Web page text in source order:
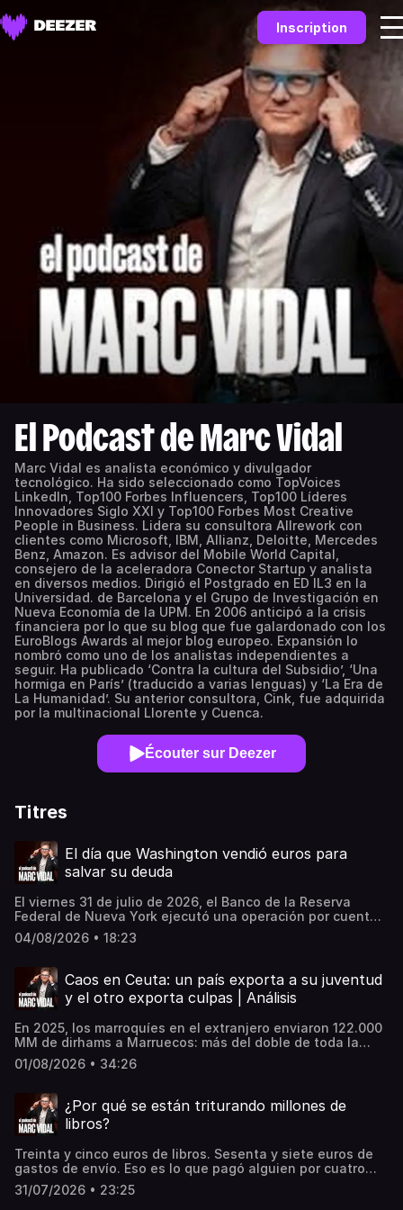
Inscription
El Podcast de Marc Vidal
Marc Vidal es analista económico y divulgador
tecnológico. Ha sido seleccionado como TopVoices
LinkedIn, Top100 Forbes Influencers, Top100 Líderes
Innovadores Siglo XXI y Top100 Forbes Most Creative
People in Business. Lidera su consultora Allrework con
clientes como Microsoft, IBM, Allianz, Deloitte, Mercedes
Benz, Amazon. Es advisor del Mobile World Capital,
consejero de la aceleradora Conector Startup y analista
en diversos medios. Dirigió el Postgrado en ED IL3 en la
Universidad. de Barcelona y el Grupo de Investigación en
Nueva Economía de la UPM. En 2006 anticipó a la crisis
financiera por lo que su blog que fue galardonado con los
EuroBlogs Awards al mejor blog europeo. Expansión lo
nombró como uno de los analistas independientes a
seguir. Ha publicado ‘Contra la cultura del Subsidio’, ‘Una
hormiga en París’ (traducido a varias lenguas) y ‘La Era de
La Humanidad’. Su anterior consultora, Cink, fue adquirida
por la multinacional Llorente y Cuenca.
Écouter sur Deezer
Titres
El día que Washington vendió euros para
salvar su deuda
El viernes 31 de julio de 2026, el Banco de la Reserva
Federal de Nueva York ejecutó una operación por cuenta
del Tesoro estadounidense a través de Goldman Sachs y
Morgan Stanley. Compró yenes. No vendió dólares para
de Washington sobre la divisa japonesa desde 2011, y
aquella vez había un tsunami de por medio. Esta vez no
hay catástrofe visible. Lo que hay es un dólar que llegó a
Tokio que quemó hasta 58.970 millones de dólares en un
solo jueves y una intervención récord de 11,7 billones de
yenes entre abril y mayo que no sirvió de nada. Pero el
paciente no está en Tokio. Cuatro días antes, la Reserva
consecutivo y el bono americano a treinta años se disparó
hasta casi el 5,23%, máximo de diecinueve años. Japón
es el mayor tenedor extranjero de deuda pública
estadounidense, y cada yen que compra defendiendo su
moneda sale de una cartera llena de bonos del Tesoro. En
este episodio reconstruimos por qué la operación se
diseñó en Camp David, por qué la contrapartida la puso la
04/08/2026 • 18:23
Caos en Ceuta: un país exporta a su juventud
y el otro exporta culpas | Análisis
En 2025, los marroquíes en el extranjero enviaron 122.000
MM de dirhams a Marruecos: más del doble de toda la
inversión extranjera recibida. ¿A quién le interesa que su
población emigre? ¿Quién se beneficia del coladero
megaphone.fm/adchoices
01/08/2026 • 34:26
¿Por qué se están triturando millones de
libros?
Treinta y cinco euros de libros. Sesenta y siete euros de
gastos de envío. Eso es lo que pagó alguien por cuatro
volúmenes descatalogados en una librería de segunda
mano de Badalona, entre ellos uno sobre el mundo
31/07/2026 • 23:25